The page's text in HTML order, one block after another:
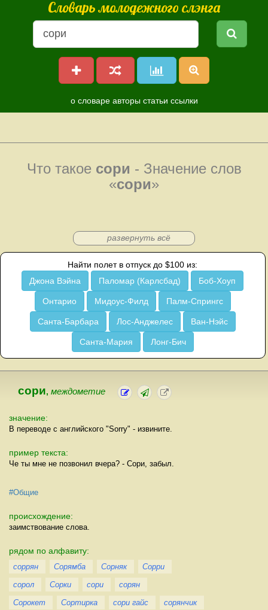
Словарь молодежного слэнга
о словаре авторы статьи ссылки
Что такое сори - Значение слов
«сори»
развернуть всё
Найти полет в отпуск до $100 из:
Джона Вэйна
Паломар (Карлсбад) Боб-Хоуп
Онтарио Мидоус-Филд Палм-Спрингс
Санта-Барбара Лос-Анджелес Ван-Нэйс
Санта-Мария Лонг-Бич
сори, междометие
значение:
В переводе с английского "Sorry" - извините.
пример текста:
Че ты мне не позвонил вчера? - Сори, забыл.
#Общие
происхождение:
заимствование слова.
рядом по алфавиту:
соррян Сорямба Сорняк
Сорри
сорол
Сорки сори
сорян
Сорокет
Сортирка сори гайс
сорянчик